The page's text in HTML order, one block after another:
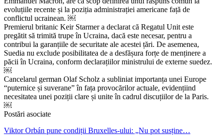
evoluțiile recente și la poziția administrației americane față de
conflictul ucrainean. ￼
Premierul britanic Keir Starmer a declarat că Regatul Unit este
pregătit să trimită trupe în Ucraina, dacă este necesar, pentru a
contribui la garanțiile de securitate ale acestei țări. De asemenea,
Suedia nu exclude posibilitatea de a desfășura forțe de menținere a
păcii în Ucraina, conform declarațiilor ministrului de externe suedez.
￼
Cancelarul german Olaf Scholz a subliniat importanța unei Europe
“puternice și suverane” în fața provocărilor actuale, evidențiind
necesitatea unei poziții clare și unite în cadrul discuțiilor de la Paris.
￼
Postări asociate
Viktor Orbán pune condiții Bruxelles-ului: „Nu pot susține…